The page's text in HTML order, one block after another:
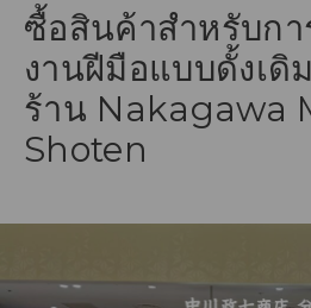
ซื้อสินค้าสำหรับกา
งานฝีมือแบบดั้งเ
ร้าน Nakagawa
Shoten